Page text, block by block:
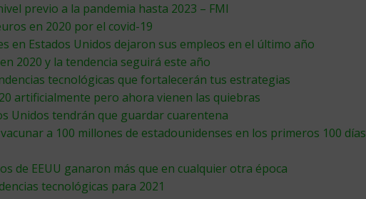
previo a la pandemia hasta 2023 – FMI
en 2020 por el covid-19
en Estados Unidos dejaron sus empleos en el último año
2020 y la tendencia seguirá este año
tecnológicas que fortalecerán tus estrategias
artificialmente pero ahora vienen las quiebras
Unidos tendrán que guardar cuarentena
a 100 millones de estadounidenses en los primeros 100 días
de EEUU ganaron más que en cualquier otra época
tecnológicas para 2021